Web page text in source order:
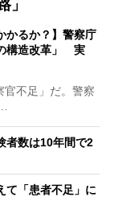
」
かるか？】警察庁
構造改革」 実
不足」だ。警察
者数は10年間で2
て「患者不足」に